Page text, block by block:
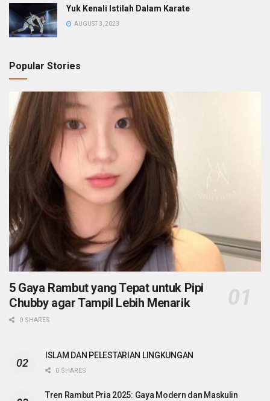
Yuk Kenali Istilah Dalam Karate
AUGUST 3, 2023
Popular Stories
5 Gaya Rambut yang Tepat untuk Pipi
Chubby agar Tampil Lebih Menarik
0 SHARES
ISLAM DAN PELESTARIAN LINGKUNGAN
0 SHARES
Tren Rambut Pria 2025: Gaya Modern dan Maskulin